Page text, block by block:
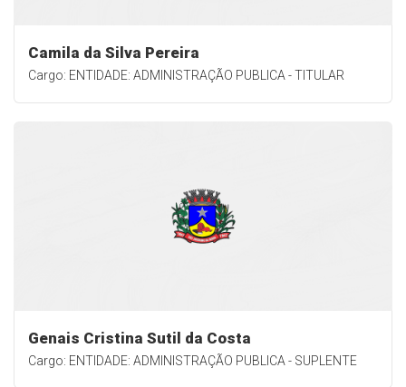
Camila da Silva Pereira
Cargo: ENTIDADE: ADMINISTRAÇÃO PUBLICA - TITULAR
Genais Cristina Sutil da Costa
Cargo: ENTIDADE: ADMINISTRAÇÃO PUBLICA - SUPLENTE